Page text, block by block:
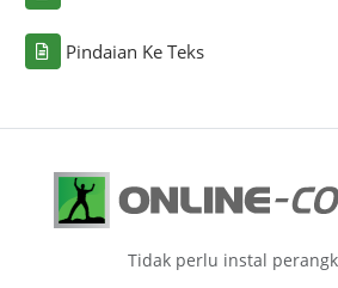
Pindaian Ke Teks
Tidak perlu instal